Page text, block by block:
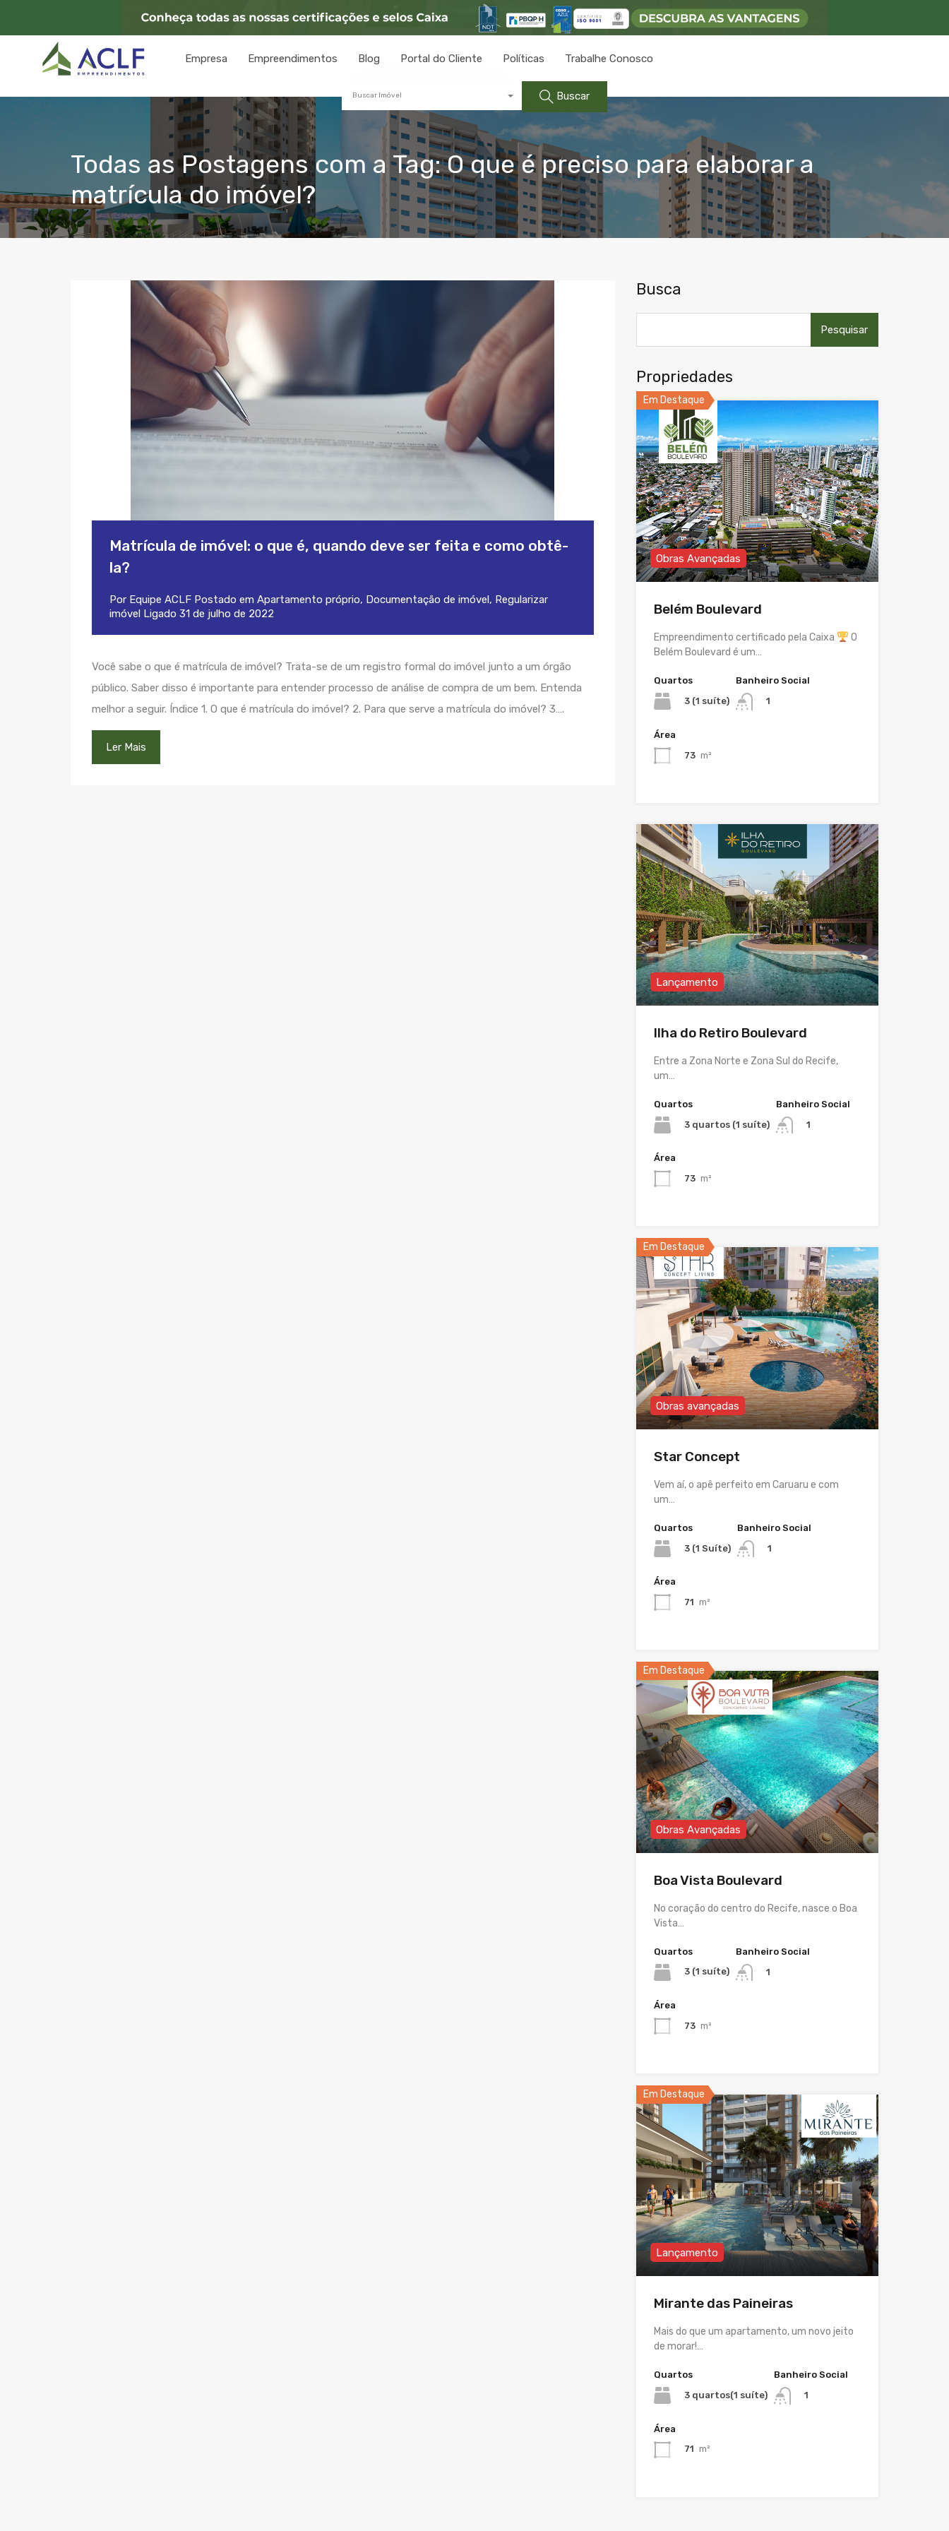
Empresa Empreendimentos Blog Portal do Cliente Políticas Trabalhe Conosco
Buscar Imóvel Buscar
Todas as Postagens com a Tag: O que é preciso para elaborar a
matrícula do imóvel?
Matrícula de imóvel: o que é, quando deve ser feita e como obtê-
la?
Por Equipe ACLF Postado em Apartamento próprio, Documentação de imóvel, Regularizar
imóvel Ligado 31 de julho de 2022
Você sabe o que é matrícula de imóvel? Trata-se de um registro formal do imóvel junto a um órgão
público. Saber disso é importante para entender processo de análise de compra de um bem. Entenda
melhor a seguir. Índice 1. O que é matrícula do imóvel? 2. Para que serve a matrícula do imóvel? 3….
Ler Mais
Busca
por:
Propriedades
Em Destaque
Obras Avançadas
Belém Boulevard
Empreendimento certificado pela Caixa
O
Belém Boulevard é um…
Quartos
3 (1 suíte)
Banheiro Social
1
Área
73 m²
Lançamento
Ilha do Retiro Boulevard
Entre a Zona Norte e Zona Sul do Recife,
um…
Quartos
3 quartos (1 suíte)
Banheiro Social
1
Área
73 m²
Em Destaque
Obras avançadas
Star Concept
Vem aí, o apê perfeito em Caruaru e com
um…
Quartos
3 (1 Suíte)
Banheiro Social
1
Área
71 m²
Em Destaque
Obras Avançadas
Boa Vista Boulevard
No coração do centro do Recife, nasce o Boa
Vista…
Quartos
3 (1 suíte)
Banheiro Social
1
Área
73 m²
Em Destaque
Lançamento
Mirante das Paineiras
Mais do que um apartamento, um novo jeito
de morar!…
Quartos
3 quartos(1 suíte)
Banheiro Social
1
Área
71 m²